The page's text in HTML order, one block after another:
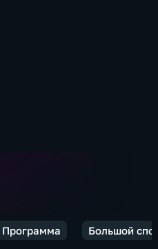
Программа Большой